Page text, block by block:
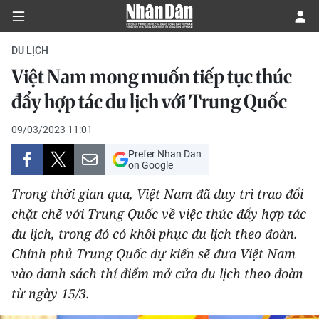
CHÍNH TRỊ
KINH TẾ
VĂN HÓA
XÃ HỘI
PHÁP LUẬT
DU LỊCH
THẾ GIỚI
DU LỊCH
Việt Nam mong muốn tiếp tục thúc
đẩy hợp tác du lịch với Trung Quốc
09/03/2023 11:01
Prefer Nhan Dan
on Google
Trong thời gian qua, Việt Nam đã duy trì trao đổi
chặt chẽ với Trung Quốc về việc thúc đẩy hợp tác
du lịch, trong đó có khôi phục du lịch theo đoàn.
Chính phủ Trung Quốc dự kiến sẽ đưa Việt Nam
vào danh sách thí điểm mở cửa du lịch theo đoàn
từ ngày 15/3.